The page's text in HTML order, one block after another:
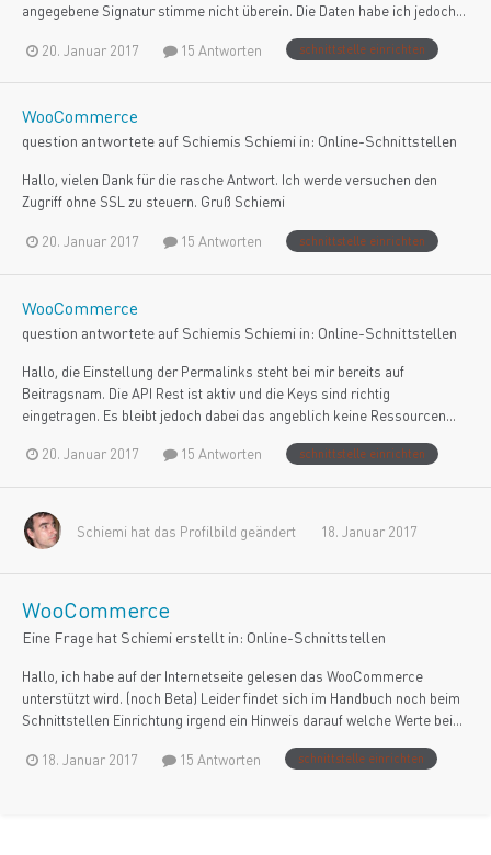
angegebene Signatur stimme nicht überein. Die Daten habe ich jedoch...
20. Januar 2017 15 Antworten schnittstelle einrichten
WooCommerce
question antwortete auf Schiemis Schiemi in: Online-Schnittstellen
Hallo, vielen Dank für die rasche Antwort. Ich werde versuchen den
Zugriff ohne SSL zu steuern. Gruß Schiemi
20. Januar 2017 15 Antworten schnittstelle einrichten
WooCommerce
question antwortete auf Schiemis Schiemi in: Online-Schnittstellen
Hallo, die Einstellung der Permalinks steht bei mir bereits auf
Beitragsnam. Die API Rest ist aktiv und die Keys sind richtig
eingetragen. Es bleibt jedoch dabei das angeblich keine Ressourcen...
20. Januar 2017 15 Antworten schnittstelle einrichten
Schiemi hat das Profilbild geändert 18. Januar 2017
WooCommerce
Eine Frage hat Schiemi erstellt in: Online-Schnittstellen
Hallo, ich habe auf der Internetseite gelesen das WooCommerce
unterstützt wird. (noch Beta) Leider findet sich im Handbuch noch beim
Schnittstellen Einrichtung irgend ein Hinweis darauf welche Werte bei...
18. Januar 2017 15 Antworten schnittstelle einrichten